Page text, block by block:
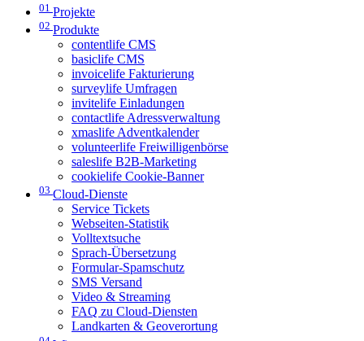
01 Projekte
02 Produkte
contentlife CMS
basiclife CMS
invoicelife Fakturierung
surveylife Umfragen
invitelife Einladungen
contactlife Adressverwaltung
xmaslife Adventkalender
volunteerlife Freiwilligenbörse
saleslife B2B-Marketing
cookielife Cookie-Banner
03 Cloud-Dienste
Service Tickets
Webseiten-Statistik
Volltextsuche
Sprach-Übersetzung
Formular-Spamschutz
SMS Versand
Video & Streaming
FAQ zu Cloud-Diensten
Landkarten & Geoverortung